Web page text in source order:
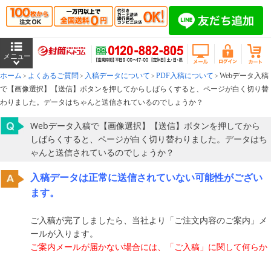
ホーム よくあるご質問 入稿データについて PDF入稿について
Webデータ入稿
で【画像選択】【送信】ボタンを押してからしばらくすると、ページが白く切り替
わりました。データはちゃんと送信されているのでしょうか？
Webデータ入稿で【画像選択】【送信】ボタンを押してから
しばらくすると、ページが白く切り替わりました。データはち
ゃんと送信されているのでしょうか？
入稿データは正常に送信されていない可能性がござい
ます。
ご入稿が完了しましたら、当社より「ご注文内容のご案内」メ
ールが入ります。
ご案内メールが届かない場合には、「ご入稿」に関して何らか